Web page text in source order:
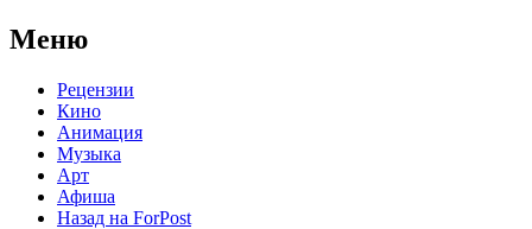
Меню
Рецензии
Кино
Анимация
Музыка
Арт
Афиша
Назад на ForPost